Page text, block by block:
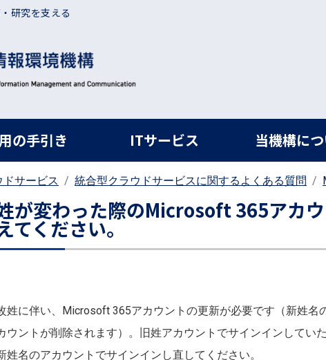
研究を支える
ナビ
の手引き ITサービス 当機構に
サービス 統合型クラウドサービスに関するよくある質問
が変わった際のMicrosoft 365アカ
てください。
姓に伴い、Microsoft 365アカウントの更新が必要です（新姓名
ウントが削除されます）。旧姓アカウントでサインインしてい
姓名のアカウントでサインインし直してください。